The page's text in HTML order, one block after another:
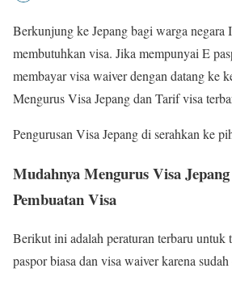
Berkunjung ke Jepang bagi warga negara
membutuhkan visa. Jika mempunyai E
membayar visa waiver dengan datang ke
Mengurus Visa Jepang dan Tarif visa
Pengurusan Visa Jepang di serahkan ke
Mudahnya Mengurus Visa
Pembuatan Visa
Berikut ini adalah peraturan terbaru untuk
paspor biasa dan visa waiver karena sudah